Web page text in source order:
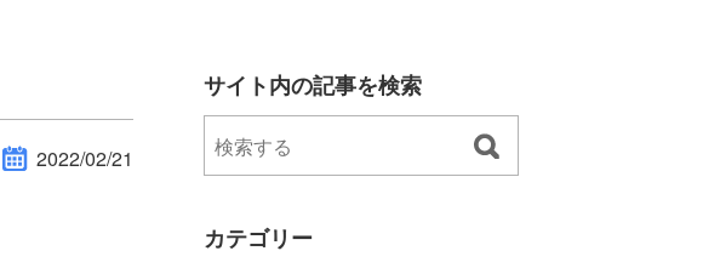
2022/02/21
サイト内の記事を検索
カテゴリー